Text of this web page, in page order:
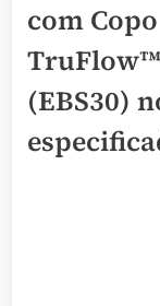
com
(EBS30)